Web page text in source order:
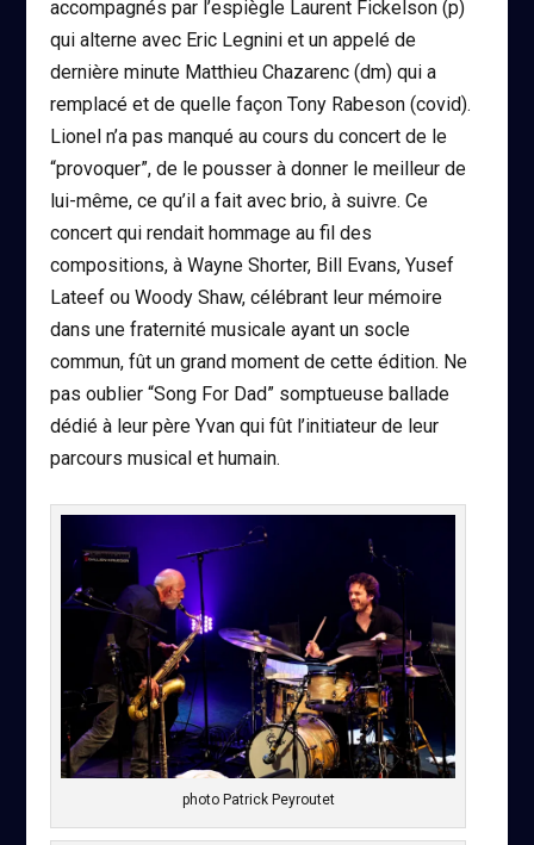
accompagnés par l’espiègle Laurent Fickelson (p)
qui alterne avec Eric Legnini et un appelé de
dernière minute Matthieu Chazarenc (dm) qui a
remplacé et de quelle façon Tony Rabeson (covid).
Lionel n’a pas manqué au cours du concert de le
“provoquer”, de le pousser à donner le meilleur de
lui-même, ce qu’il a fait avec brio, à suivre. Ce
concert qui rendait hommage au fil des
compositions, à Wayne Shorter, Bill Evans, Yusef
Lateef ou Woody Shaw, célébrant leur mémoire
dans une fraternité musicale ayant un socle
commun, fût un grand moment de cette édition. Ne
pas oublier “Song For Dad” somptueuse ballade
dédié à leur père Yvan qui fût l’initiateur de leur
parcours musical et humain.
photo Patrick Peyroutet